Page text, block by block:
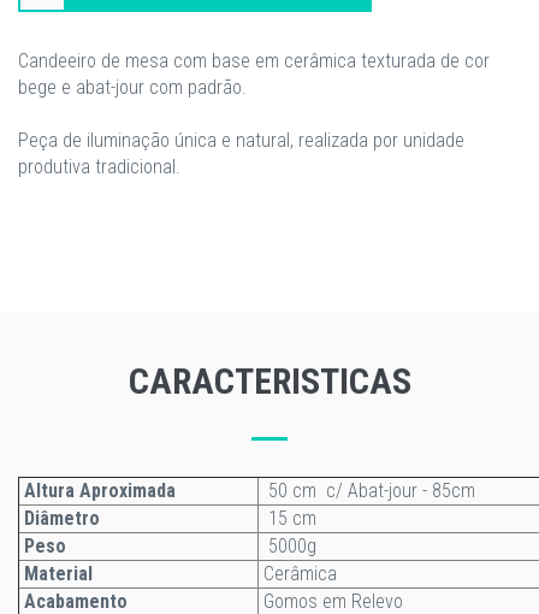
Candeeiro de mesa com base em cerâmica texturada de cor
bege e abat-jour com padrão.
Peça de iluminação única e natural, realizada por unidade
produtiva tradicional.
CARACTERISTICAS
Altura Aproximada
50 cm c/ Abat-jour - 85cm
Diâmetro
15 cm
Peso
5000g
Material
Cerâmica
Acabamento
Gomos em Relevo